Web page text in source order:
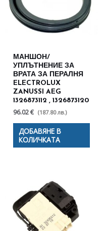
МАНШОН/
УПЛЪТНЕНИЕ ЗА
ВРАТА ЗА ПЕРАЛНЯ
ELECTROLUX
ZANUSSI AEG
1326873112 , 1326873120
96.02 € (187.80 лв.)
ДОБАВЯНЕ В
КОЛИЧКАТА